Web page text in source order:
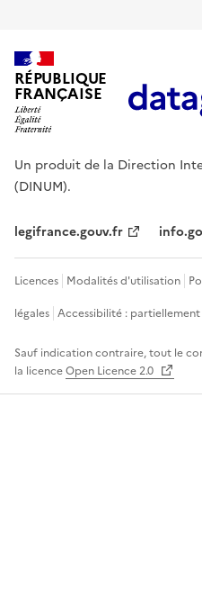
RÉPUBLIQUE
FRANÇAISE
Un produit de la Direction
(DINUM).
legifrance.gouv.fr
Licences Modalités d'utilisation
légales Accessibilité :
Sauf indication contraire, tout le
la licenceOpen Licence 2.0